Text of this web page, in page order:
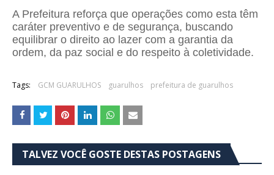
A Prefeitura reforça que operações como esta têm
caráter preventivo e de segurança, buscando
equilibrar o direito ao lazer com a garantia da
ordem, da paz social e do respeito à coletividade.
Tags: GCM GUARULHOS guarulhos prefeitura de guarulhos
TALVEZ VOCÊ GOSTE DESTAS POSTAGENS